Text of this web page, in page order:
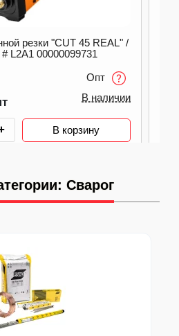
резки "CUT 45 REAL" /
L2A1 00000099731
Опт
В наличии
В корзину
Сварог